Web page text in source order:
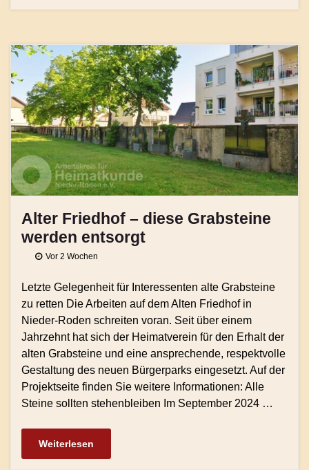
Alter Friedhof – diese Grabsteine
werden entsorgt
Vor 2 Wochen
Letzte Gelegenheit für Interessenten alte Grabsteine
zu retten Die Arbeiten auf dem Alten Friedhof in
Nieder-Roden schreiten voran. Seit über einem
Jahrzehnt hat sich der Heimatverein für den Erhalt der
alten Grabsteine und eine ansprechende, respektvolle
Gestaltung des neuen Bürgerparks eingesetzt. Auf der
Projektseite finden Sie weitere Informationen: Alle
Steine sollten stehenbleiben Im September 2024 …
Weiterlesen